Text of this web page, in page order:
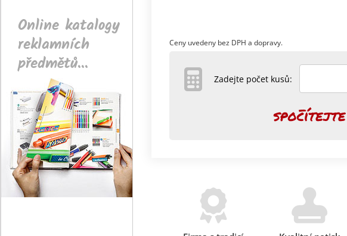
Online katalogy
reklamních
předmětů...
Ceny uvedeny bez DPH a dopravy.
Zadejte počet kusů: